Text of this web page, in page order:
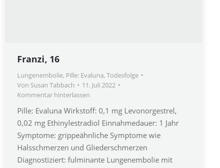
Franzi, 16
Lungenembolie, Pille: Evaluna, Todesfolge
Von Susan Tabbach
11. Juli 2022
Kommentar hinterlassen
Pille: Evaluna Wirkstoff: 0,1 mg Levonorgestrel,
0,02 mg Ethinylestradiol Einnahmedauer: 1 Jahr
Symptome: grippeähnliche Symptome wie
Halsschmerzen und Gliederschmerzen
Diagnostiziert: fulminante Lungenembolie mit